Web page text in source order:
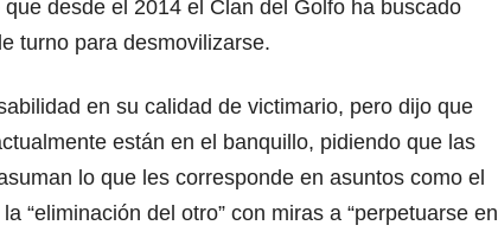
desde el 2014 el Clan del Golfo ha buscado
turno para desmovilizarse.
en su calidad de victimario, pero dijo que
están en el banquillo, pidiendo que las
lo que les corresponde en asuntos como el
“eliminación del otro” con miras a “perpetuarse en